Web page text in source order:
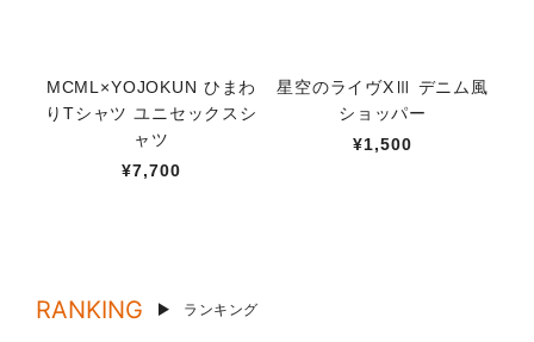
MCML×YOJOKUN ひまわ
りTシャツ ユニセックスシ
ャツ
¥7,700
星空のライヴXⅢ デニム風
ショッパー
¥1,500
RANKING ランキング